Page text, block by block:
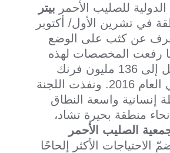
للصليب الأحمر بيتر
في تشرين الأول/ أكتوبر
عن كثب على الوضع
رفعت المخصصات لهذه
المنطقة لتصل إلى 136 مليون فرنك
سويسري في العام 2016. ونفذت اللجنة
إنسانية واسعة النطاق
منطقة بحيرة تشاد،
الصليب الأحمر
الاحتياجات الأكثر إلحاحًا